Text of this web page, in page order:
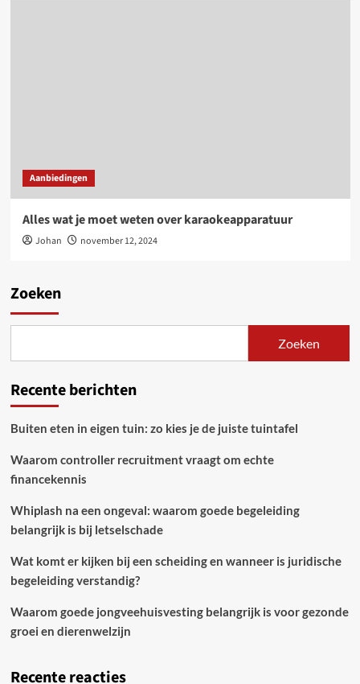
Aanbiedingen
Alles wat je moet weten over karaokeapparatuur
Johan november 12, 2024
Zoeken
Zoeken
Recente berichten
Buiten eten in eigen tuin: zo kies je de juiste tuintafel
Waarom controller recruitment vraagt om echte
financekennis
Whiplash na een ongeval: waarom goede begeleiding
belangrijk is bij letselschade
Wat komt er kijken bij een scheiding en wanneer is juridische
begeleiding verstandig?
Waarom goede jongveehuisvesting belangrijk is voor gezonde
groei en dierenwelzijn
Recente reacties